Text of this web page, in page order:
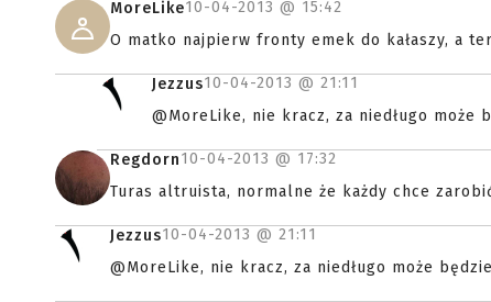
MoreLike10-04-2013 @ 15:42
O matko najpierw fronty emek do kałaszy, a
Jezzus10-04-2013 @ 21:11
@MoreLike, nie kracz, za niedługo może
Regdorn10-04-2013 @ 17:32
Turas altruista, normalne że każdy chce
Jezzus10-04-2013 @ 21:11
@MoreLike, nie kracz, za niedługo może